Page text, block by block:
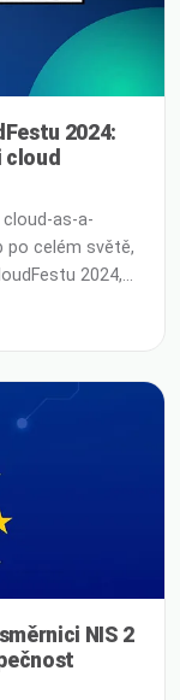
2024:
cloud
as-a-
po celém světě,
2024,
Europa Parku v
obchodní ředitel
NIS 2